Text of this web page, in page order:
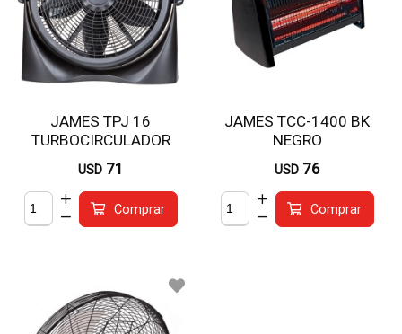
JAMES TPJ 16
TURBOCIRCULADOR
USD 71
Comprar
JAMES TCC-1400 BK
NEGRO
TURBOCALEFACTOR
USD 76
Comprar